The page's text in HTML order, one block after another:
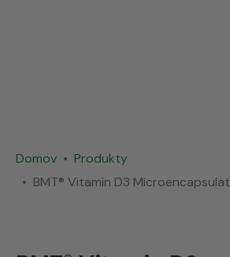
Domov
Produkty
BMT® Vitamin D3